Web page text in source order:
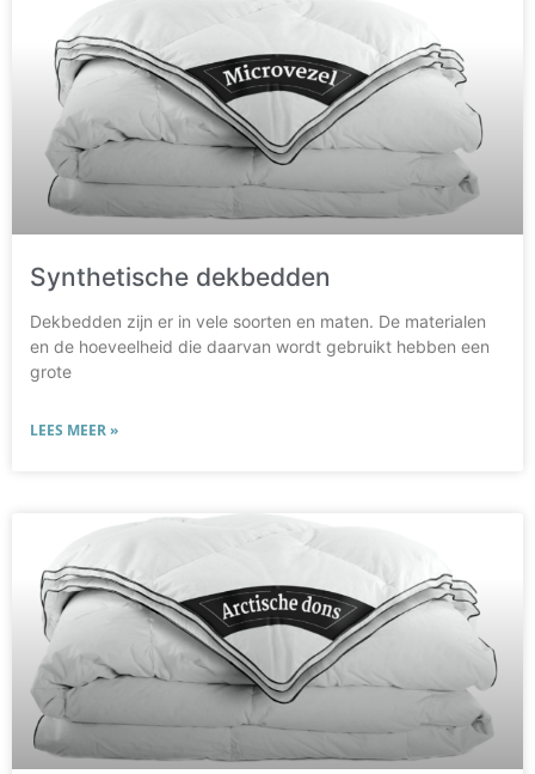
Synthetische dekbedden
Dekbedden zijn er in vele soorten en maten. De materialen
en de hoeveelheid die daarvan wordt gebruikt hebben een
grote
LEES MEER »